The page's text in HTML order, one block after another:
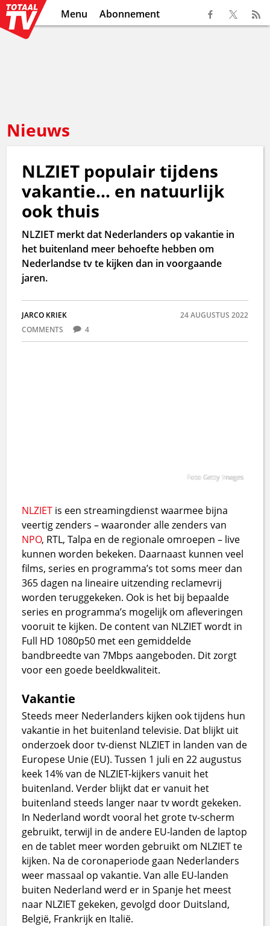
Menu Abonnement
Nieuws
NLZIET populair tijdens
vakantie… en natuurlijk
ook thuis
NLZIET merkt dat Nederlanders op vakantie in
het buitenland meer behoefte hebben om
Nederlandse tv te kijken dan in voorgaande
jaren.
JARCO KRIEK
24 AUGUSTUS 2022
COMMENTS
4
Foto Getty Images
NLZIET is een streamingdienst waarmee bijna
veertig zenders – waaronder alle zenders van
NPO, RTL, Talpa en de regionale omroepen – live
kunnen worden bekeken. Daarnaast kunnen veel
films, series en programma’s tot soms meer dan
365 dagen na lineaire uitzending reclamevrij
worden teruggekeken. Ook is het bij bepaalde
series en programma’s mogelijk om afleveringen
vooruit te kijken. De content van NLZIET wordt in
Full HD 1080p50 met een gemiddelde
bandbreedte van 7Mbps aangeboden. Dit zorgt
voor een goede beeldkwaliteit.
Vakantie
Steeds meer Nederlanders kijken ook tijdens hun
vakantie in het buitenland televisie. Dat blijkt uit
onderzoek door tv-dienst NLZIET in landen van de
Europese Unie (EU). Tussen 1 juli en 22 augustus
keek 14% van de NLZIET-kijkers vanuit het
buitenland. Verder blijkt dat er vanuit het
buitenland steeds langer naar tv wordt gekeken.
In Nederland wordt vooral het grote tv-scherm
gebruikt, terwijl in de andere EU-landen de laptop
en de tablet meer worden gebruikt om NLZIET te
kijken. Na de coronaperiode gaan Nederlanders
weer massaal op vakantie. Van alle EU-landen
buiten Nederland werd er in Spanje het meest
naar NLZIET gekeken, gevolgd door Duitsland,
België, Frankrijk en Italië.